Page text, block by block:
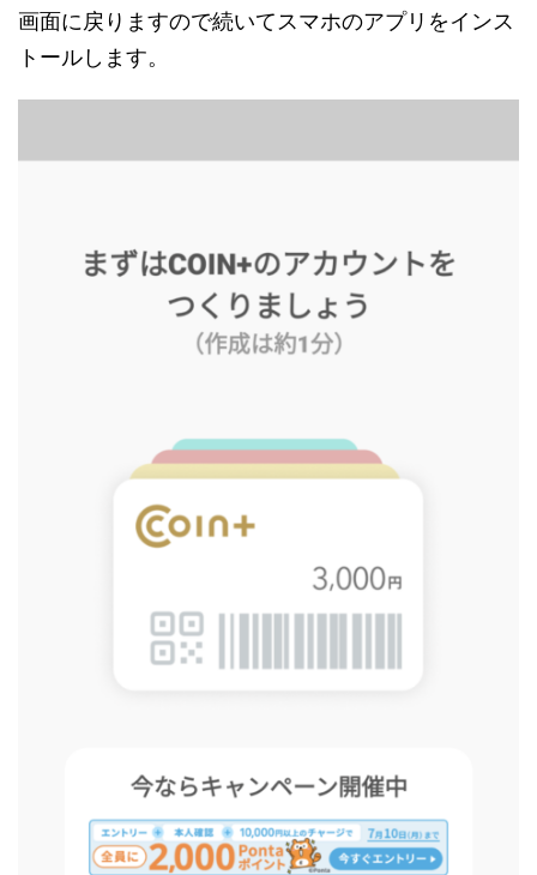
画面に戻りますので続いてスマホのアプリをインス
トールします。